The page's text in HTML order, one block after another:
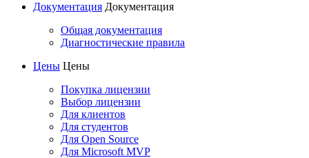
Документация Документация
Общая документация
Диагностические правила
Цены Цены
Покупка лицензии
Выбор лицензии
Для клиентов
Для студентов
Для Open Source
Для Microsoft MVP